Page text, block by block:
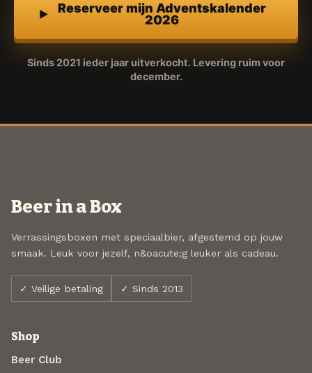
Reserveer mijn Adventskalender
2026
Sinds 2021 ieder jaar uitverkocht. Levering ruim voor
december.
Beer in a Box
Verrassingsboxen met speciaalbier, afgestemd op jouw
smaak. Leuk voor jezelf, n&oacute;g leuker als cadeau.
✓ Veilige betaling ✓ Sinds 2013
Shop
Beer Club